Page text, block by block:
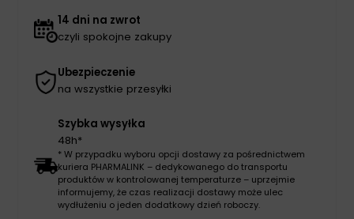
14 dni na zwrot
czyli spokojne zakupy
Ubezpieczenie
na wszystkie przesyłki
Szybka wysyłka
48h*
* W przypadku wyboru opcji dostawy za pośrednictwem
kuriera PHARMALINK – dedykowanego do transportu
produktów w kontrolowanej temperaturze – uprzejmie
informujemy, że czas realizacji dostawy może ulec
wydłużeniu o jeden dodatkowy dzień roboczy.